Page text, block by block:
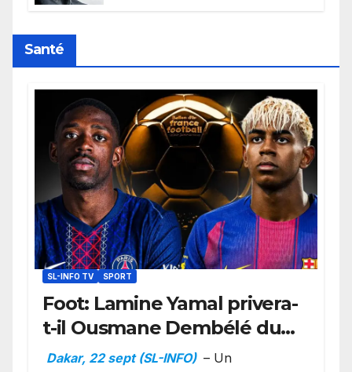
Santé
SL-INFO TV SPORT
Foot: Lamine Yamal privera-
t-il Ousmane Dembélé du
Ballon d’or ?
Dakar, 22 sept (SL-INFO) – Un